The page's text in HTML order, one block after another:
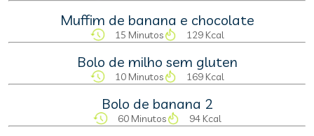
Muffim de banana e chocolate
15 Minutos 129 Kcal
Bolo de milho sem gluten
10 Minutos 169 Kcal
Bolo de banana 2
60 Minutos 94 Kcal